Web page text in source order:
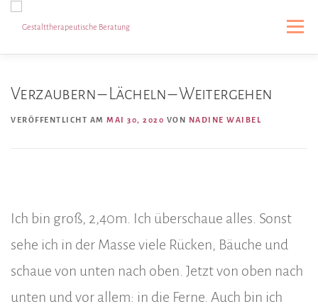
Menü
Verzaubern – Lächeln – Weitergehen
VERÖFFENTLICHT AM MAI 30, 2020 VON NADINE WAIBEL
Ich bin groß, 2,40m. Ich überschaue alles. Sonst
sehe ich in der Masse viele Rücken, Bäuche und
schaue von unten nach oben. Jetzt von oben nach
unten und vor allem: in die Ferne. Auch bin ich